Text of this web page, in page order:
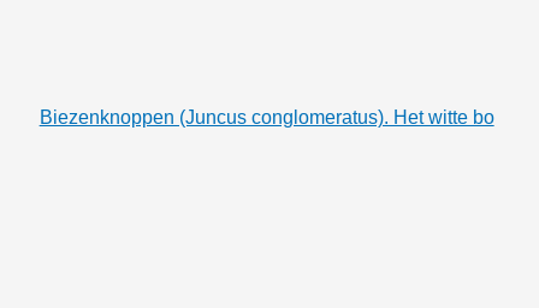
Biezenknoppen (Juncus conglomeratus). Het witte bo